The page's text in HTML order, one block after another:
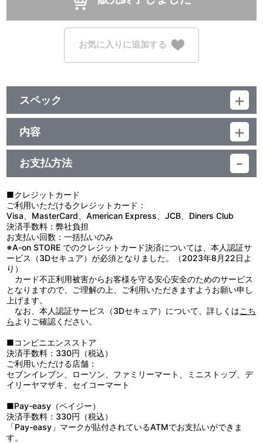
お気に入りに追加する
スペック
品番：TU-11439,TU-11440
ジャンル：その他
素材：フレーム：天然木（桐）
キャンバス布：混紡（綿・ポリエステル）
プレート：アクリル
キャンバス固定クギ：鉄
スペーサー：鉄
サイズ：約 幅190mm×高さ273mm×厚さ34mm(P3サイズ)
生産国：日本
内容
TVアニメ「君のことが大大大大大好きな100人の彼女 」第2期のテ
ィザービジュアルとキービジュアルを使用した、レイヤードグラフ
が登場！
恋太郎やヒロインたちを異なるレイヤーで印刷した、立体的に鑑賞
可能なアイテムです。
銘板にはあなただけのシリアルナンバー入り！
レイヤードグラフは登録商標です。商標第6227024号
※シリアルナンバーは選べません。
※背面に留め具取付済です。
※設置用の紐が付属します。
【使用上の注意】
●本製品は絵画用の高品質キャンバスを使用し、職人が一点ずつ制
作しているため、仕上がりには若干の個体差があります。また、キ
ャンバスの側面に色がついていることがありますが製法上生じるも
●本来の用途以外で使用しないでください。
●お子様の手の届かないところに保管してください。
●無理な力を入れると破損の原因となります。
●使用環境により褪色しやすくなります。
●高温多湿、直射日光の当たる場所を避け、風通しの良い場所で使
●製品を火気等の熱源の近くに置かないでください。火災や変形、
変色の原因となります。
●製品の特性上、やむを得ずとがった部分があります。お取り扱い
にはご注意ください。
お支払方法
■クレジットカード
ご利用いただけるクレジットカード：
Visa、MasterCard、American Express、JCB、Diners Club
決済手数料：弊社負担
お支払い回数：一括払いのみ
※A-on STORE でのクレジットカード決済については、本人認証サ
ービス（3Dセキュア）が必須となりました。（2023年8月22日よ
り）
カード不正利用被害からお客様を守る安心安全のためのサービス
となりますので、ご理解の上、ご利用いただきますようお願い申し
上げます。
なお、本人認証サービス（3Dセキュア）について、詳しくはこち
ら よりご確認ください。
■コンビニエンスストア
決済手数料：330円（税込）
ご利用いただける店舗：
セブンイレブン、ローソン、ファミリーマート、ミニストップ、デ
イリーヤマザキ、セイコーマート
■Pay-easy（ペイジー）
決済手数料：330円（税込）
「Pay-easy」マークが貼付されているATMでお支払いができま
す。